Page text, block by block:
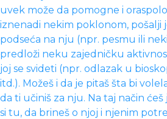
uvek može da pomogne i
iznenadi nekim poklonom, pošalji
podseća na nju (npr. pesmu ili
predloži neku zajedničku
joj se svideti (npr. odlazak u
itd.). Možeš i da je pitaš šta bi
da ti učiniš za nju. Na taj način
si tu, da brineš o njoj i njenim